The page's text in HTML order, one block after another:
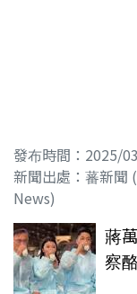
發布時間：2025/
新聞出處：蕃新聞
News)
蔣
察